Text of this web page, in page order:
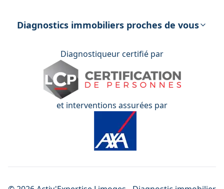
énergétique
Diagnostics immobiliers proches de vous
Diagnostiqueur certifié par
et interventions assurées par